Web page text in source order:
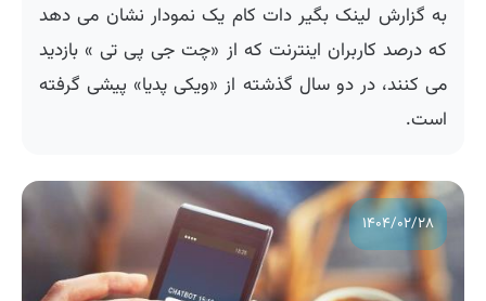
به گزارش لینک بگیر دات کام یک نمودار نشان می دهد
که درصد کاربران اینترنت که از «چت جی پی تی » بازدید
می کنند، در دو سال گذشته از «ویکی پدیا» پیشی گرفته
است.
۱۴۰۴/۰۲/۲۸